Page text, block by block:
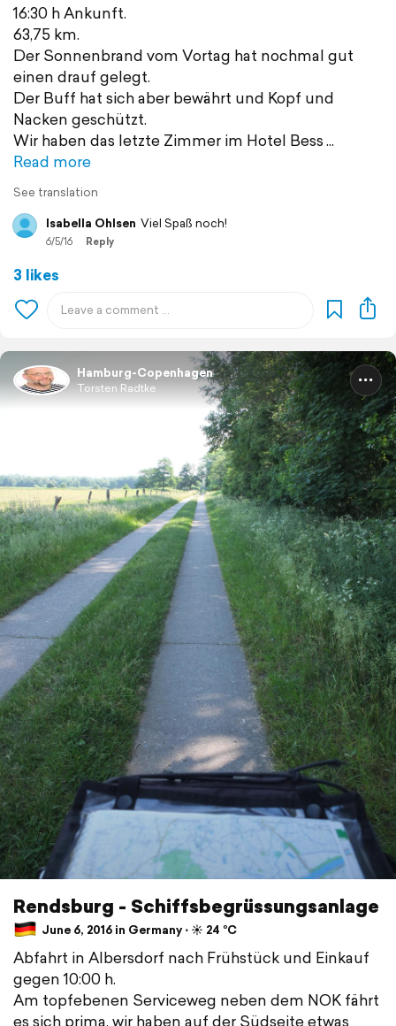
16:30 h Ankunft.
63,75 km.
Der Sonnenbrand vom Vortag hat nochmal gut
einen drauf gelegt.
Der Buff hat sich aber bewährt und Kopf und
Nacken geschützt.
Wir haben das letzte Zimmer im Hotel Bess
Read more
See translation
Isabella Ohlsen Viel Spaß noch!
6/5/16 Reply
3 likes
Hamburg-Copenhagen
Torsten Radtke
Rendsburg - Schiffsbegrüssungsanlage
June 6, 2016 in Germany ⋅ ☀️ 24 °C
Abfahrt in Albersdorf nach Frühstück und Einkauf
gegen 10:00 h.
Am topfebenen Serviceweg neben dem NOK fährt
es sich prima, wir haben auf der Südseite etwas